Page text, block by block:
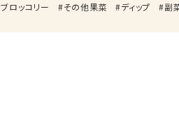
ブロッコリー その他果菜 ディップ 副